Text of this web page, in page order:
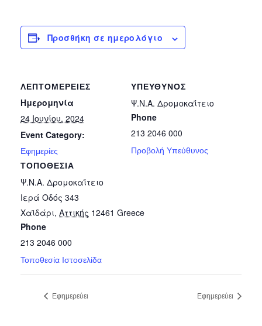
Προσθήκη σε ημερολόγιο
ΛΕΠΤΟΜΈΡΕΙΕΣ
Ημερομηνία
24 Ιουνίου, 2024
Event Category:
Εφημερίες
ΤΟΠΟΘΕΣΊΑ
Ψ.Ν.Α. Δρομοκαΐτειο
Ιερά Οδός 343
Χαϊδάρι, Αττικής 12461 Greece
Phone
213 2046 000
Τοποθεσία Ιστοσελίδα
ΥΠΕΎΘΥΝΟΣ
Ψ.Ν.Α. Δρομοκαΐτειο
Phone
213 2046 000
Προβολή Υπεύθυνος
Εφημερεύει Εφημερεύει